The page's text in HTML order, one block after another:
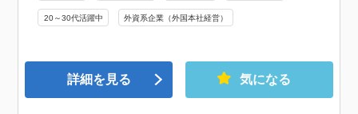
20～30代活躍中 外資系企業（外国本社経営）
詳細を見る 気になる